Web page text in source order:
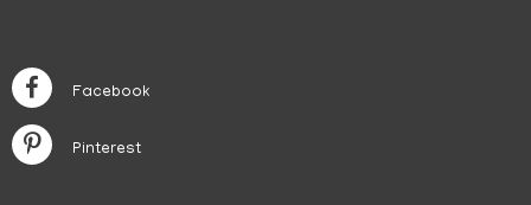
Facebook
Pinterest